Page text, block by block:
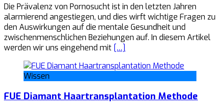
Die Prävalenz von Pornosucht ist in den letzten Jahren
alarmierend angestiegen, und dies wirft wichtige Fragen zu
den Auswirkungen auf die mentale Gesundheit und
zwischenmenschlichen Beziehungen auf. In diesem Artikel
werden wir uns eingehend mit […]
Wissen
FUE Diamant Haartransplantation Methode